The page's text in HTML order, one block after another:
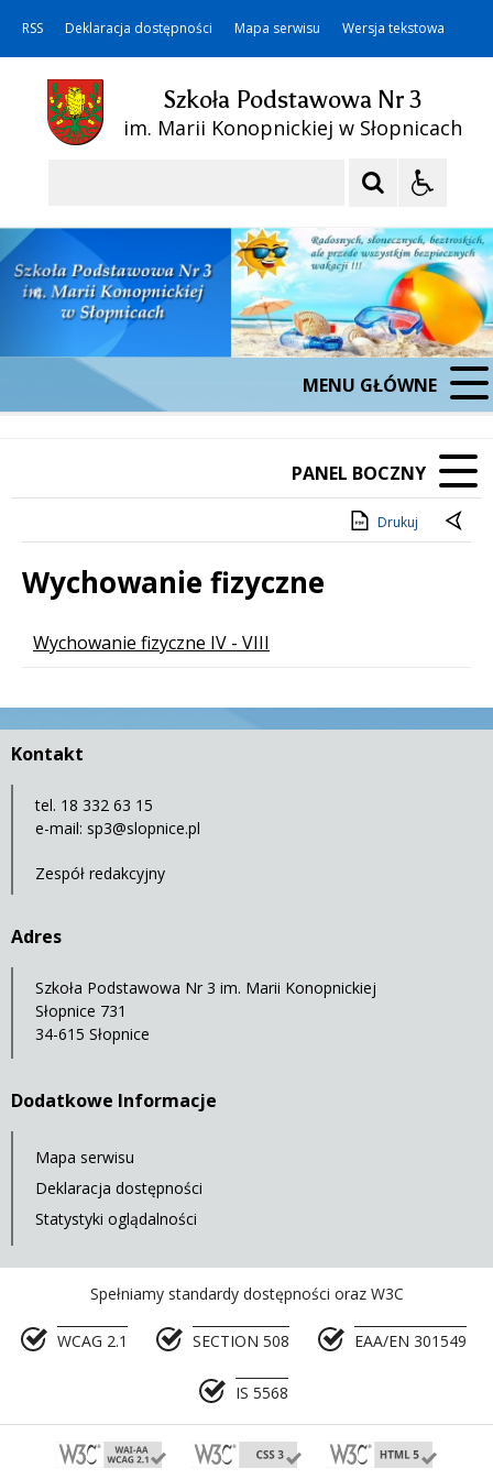
RSS Deklaracja dostępności Mapa serwisu Wersja tekstowa
Szkoła Podstawowa Nr 3
im. Marii Konopnickiej w Słopnicach
MENU GŁÓWNE
PANEL BOCZNY
Drukuj
Wychowanie fizyczne
Lista stron
Wychowanie fizyczne IV - VIII
Kontakt
tel. 18 332 63 15
e-mail: sp3@slopnice.pl
Zespół redakcyjny
Adres
Szkoła Podstawowa Nr 3 im. Marii Konopnickiej
Słopnice 731
34-615 Słopnice
Dodatkowe Informacje
Mapa serwisu
Deklaracja dostępności
Statystyki oglądalności
Spełniamy standardy dostępności oraz W3C
WCAG 2.1 SECTION 508 EAA/EN 301549
IS 5568